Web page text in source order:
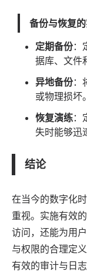
备份与恢复
定期备份：
据库、文件
异地备份：
或物理损坏。
恢复演练：
失时能够迅
结论
在当今的数字化
重视。实施有效
访问，还能为用
与权限的合理定
有效的审计与日